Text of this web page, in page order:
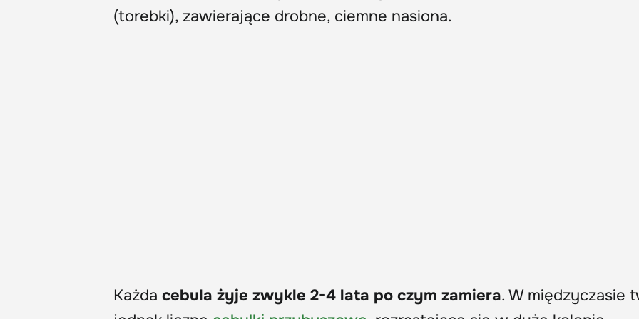
(torebki), zawierające drobne, ciemne nasiona.
Każda cebula żyje zwykle 2-4 lata po czym zamiera. W międzyczasie